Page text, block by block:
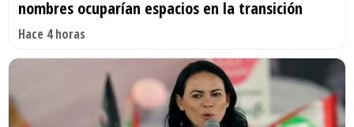
nombres ocuparían espacios en la transición
Hace 4 horas